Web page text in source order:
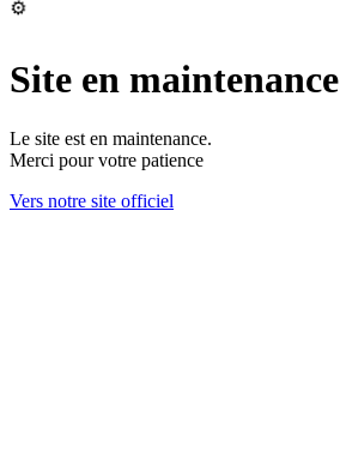
Site en maintenance
Le site est en maintenance.
Merci pour votre patience
Vers notre site officiel